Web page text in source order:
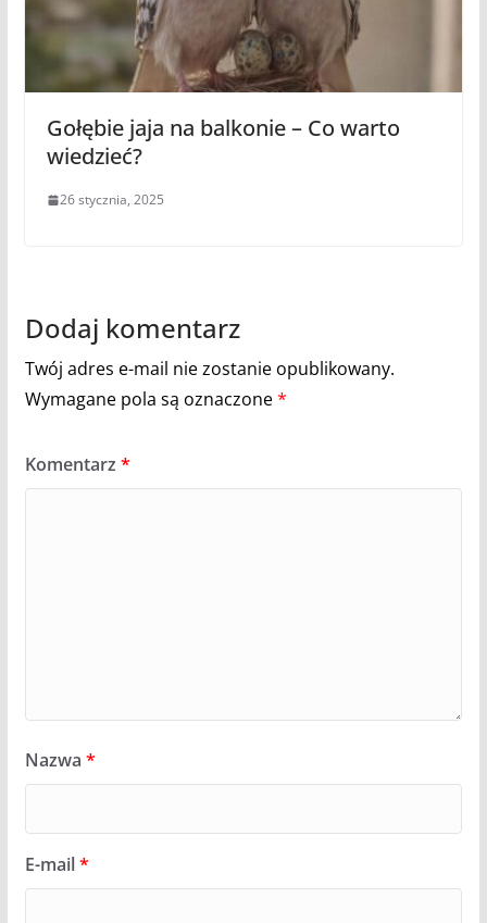
Gołębie jaja na balkonie – Co warto
wiedzieć?
26 stycznia, 2025
Dodaj komentarz
Twój adres e-mail nie zostanie opublikowany.
Wymagane pola są oznaczone*
Komentarz *
Nazwa *
E-mail*